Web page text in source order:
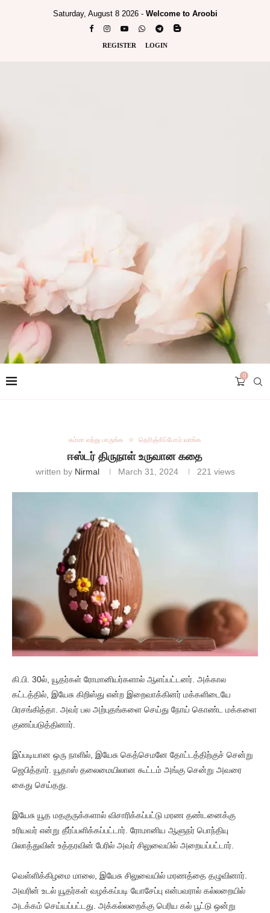
Saturday, August 8 2026 - Welcome to Aroobi
REGISTER LOGIN
0
சும்மா வந்து பாருங்க தெரிஞ்சிப்போம் வாங்க
ஈஸ்டர் திருநாள் உருவான கதை
written by Nirmal March 31, 2024 221 views
கி.பி. 30ல், யூதர்கள் ரோமானியர்களால் ஆளப்பட்டனர். அக்கால
கட்டத்தில், இயேசு கிறிஸ்து என்ற இறைவாக்கினர் மக்களிடையே
பிரசங்கித்தா. அவர் பல அற்புதங்களை செய்து நோய் கொண்ட மக்களை
குணப்படுத்தினார்.
இப்படியான ஒரு நாளில், இயேசு கெத்செமனே தோட்டத்திற்குச் சென்று
ஜெபித்தார். யூதாஸ் தலைமையிலான கூட்டம் அங்கு சென்று அவரை
கைது செய்தது.
இயேசு யூத மதகுருக்களால் விசாரிக்கப்பட்டு மரண தண்டனைக்கு
உரியவர் என்று தீர்ப்பளிக்கப்பட்டார். ரோமானிய ஆளுநர் பொந்தியு
பிலாத்துவின் உத்தரவின் பேரில் அவர் சிலுவையில் அறையப்பட்டார்.
வெள்ளிக்கிழமை மாலை, இயேசு சிலுவையில் மரணத்தை தழுவினார்.
அவரின் உடல் யூதர்கள் வழக்கப்படி யோசேப்பு என்பவரால் கல்லறையில்
அடக்கம் செய்யப்பட்டது. அக்கல்லறைக்கு பெரிய கல் பூட்டு ஒன்று